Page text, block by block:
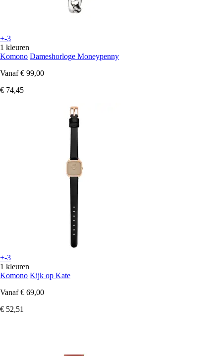
+-3
1 kleuren
Komono Dameshorloge Moneypenny
Vanaf € 99,00
€ 74,45
+-3
1 kleuren
Komono Kijk op Kate
Vanaf € 69,00
€ 52,51